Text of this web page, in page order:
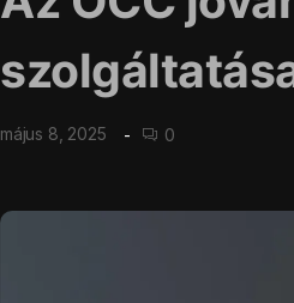
május 8, 2025 0